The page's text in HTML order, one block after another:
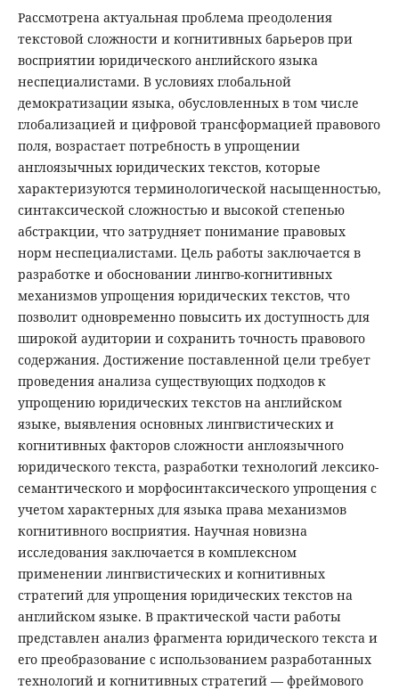
Рассмотрена актуальная проблема преодоления
текстовой сложности и когнитивных барьеров при
восприятии юридического английского языка
неспециалистами. В условиях глобальной
демократизации языка, обусловленных в том числе
глобализацией и цифровой трансформацией правового
поля, возрастает потребность в упрощении
англоязычных юридических текстов, которые
характеризуются терминологической насыщенностью,
синтаксической сложностью и высокой степенью
абстракции, что затрудняет понимание правовых
норм неспециалистами. Цель работы заключается в
разработке и обосновании лингво-когнитивных
механизмов упрощения юридических текстов, что
позволит одновременно повысить их доступность для
широкой аудитории и сохранить точность правового
содержания. Достижение поставленной цели требует
проведения анализа существующих подходов к
упрощению юридических текстов на английском
языке, выявления основных лингвистических и
когнитивных факторов сложности англоязычного
юридического текста, разработки технологий лексико-
семантического и морфосинтаксического упрощения с
учетом характерных для языка права механизмов
когнитивного восприятия. Научная новизна
исследования заключается в комплексном
применении лингвистических и когнитивных
стратегий для упрощения юридических текстов на
английском языке. В практической части работы
представлен анализ фрагмента юридического текста и
его преобразование с использованием разработанных
технологий и когнитивных стратегий — фреймового